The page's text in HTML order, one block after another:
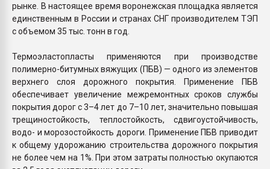
рынке. В настоящее время воронежская площадка является
единственным в России и странах СНГ производителем ТЭП
с объемом 35 тыс. тонн в год.
Термоэластопласты применяются при производстве
полимерно-битумных вяжущих (ПБВ) — одного из элементов
верхнего слоя дорожного покрытия. Применение ПБВ
обеспечивает увеличение межремонтных сроков службы
покрытия дорог с 3–4 лет до 7–10 лет, значительно повышая
трещиностойкость, теплостойкость, сдвигоустойчивость,
водо- и морозостойкость дороги. Применение ПБВ приводит
к общему удорожанию строительства дорожного покрытия
не более чем на 1%. При этом затраты полностью окупаются